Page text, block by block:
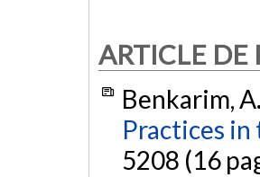
ARTICLE DE
Benkarim,
Practices
5208 (16